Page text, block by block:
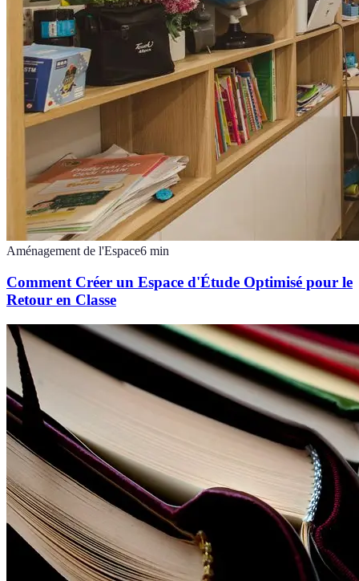
Aménagement de l'Espace6 min
Comment Créer un Espace d'Étude Optimisé pour le
Retour en Classe